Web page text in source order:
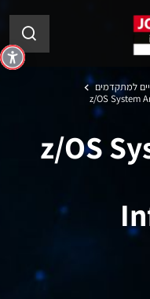
למתקדמים
z/OS System
z/OS